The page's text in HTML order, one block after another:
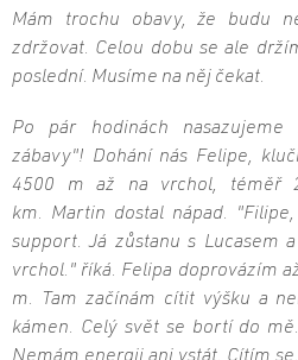
Mám trochu obavy, že budu
zdržovat. Celou dobu se ale
poslední. Musíme na něj čekat.
Po pár hodinách
zábavy"! Dohání nás Felipe,
4500 m až na vrchol, téměř
km. Martin dostal nápad.
support. Já zůstanu s Lucasem
vrchol." říká. Felipa doprovázím
m. Tam začínám cítit výšku a
kámen. Celý svět se bortí do